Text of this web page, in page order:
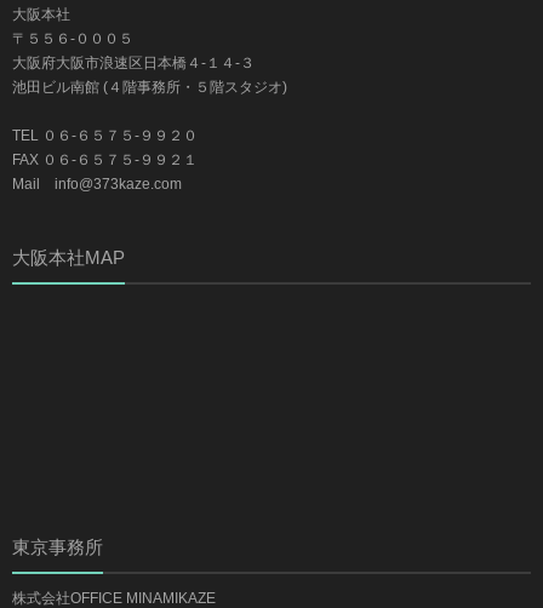
大阪本社
〒５５６-０００５
大阪府大阪市浪速区日本橋４-１４-３
池田ビル南館 (４階事務所・５階スタジオ)
TEL ０６-６５７５-９９２０
FAX ０６-６５７５-９９２１
Mail info@373kaze.com
大阪本社MAP
東京事務所
株式会社OFFICE MINAMIKAZE